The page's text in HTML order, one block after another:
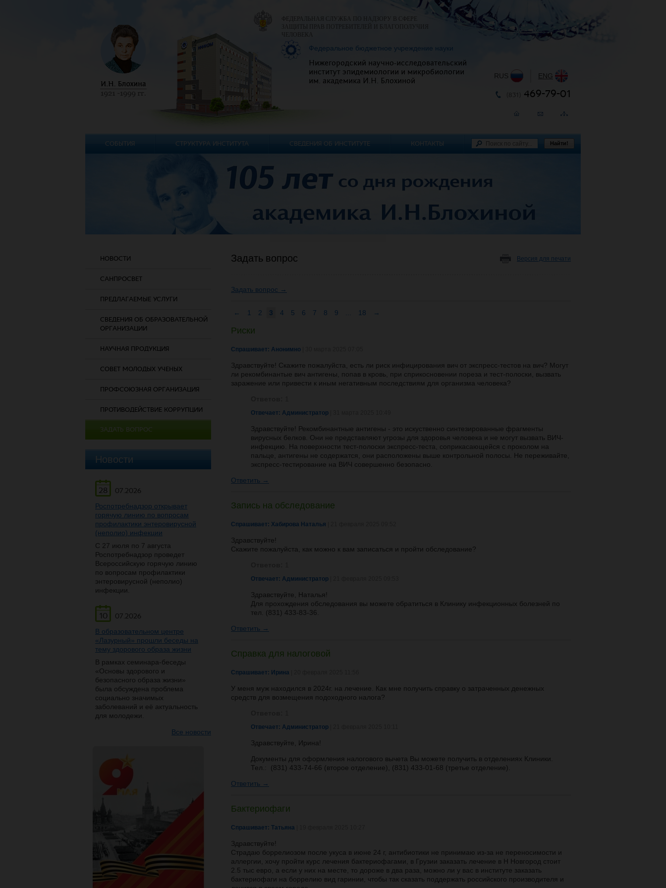
НОВОСТИ
САНПРОСВЕТ
ПРЕДЛАГАЕМЫЕ УСЛУГИ
СВЕДЕНИЯ ОБ ОБРАЗОВАТЕЛЬНОЙ
ОРГАНИЗАЦИИ
НАУЧНАЯ ПРОДУКЦИЯ
СОВЕТ МОЛОДЫХ УЧЕНЫХ
ПРОФСОЮЗНАЯ ОРГАНИЗАЦИЯ
ПРОТИВОДЕЙСТВИЕ КОРРУПЦИИ
ЗАДАТЬ ВОПРОС
Новости
28
07.2026
Роспотребнадзор открывает
горячую линию по вопросам
профилактики энтеровирусной
(неполио) инфекции
С 27 июля по 7 августа
Роспотребнадзор проведет
Всероссийскую горячую линию
по вопросам профилактики
энтеровирусной (неполио)
инфекции.
10
07.2026
В образовательном центре
«Лазурный» прошли беседы на
тему здорового образа жизни
В рамках семинара-беседы
«Основы здорового и
безопасного образа жизни»
была обсуждена проблема
социально значимых
заболеваний и её актуальность
для молодежи.
Все новости
Задать вопрос Версия для печати
Задать вопрос →
← 1 2 3 4 5 6 7 8 9 18 →
Риски
Спрашивает: Анонимно
Здравствуйте! Скажите пожалуйста, есть ли риск инфицирования вич от экспресс-тестов на вич? Могут
ли рекомбинантые вич антигены, попав в кровь, при сприкосновении пореза и тест-полоски, вызвать
заражение или привести к иным негативным последствиям для организма человека?
Отвечает: Администратор
Здравствуйте! Рекомбинантные антигены - это искуственно синтезированные фрагменты
вирусных белков. Они не представляют угрозы для здоровья человека и не могут вызвать ВИЧ-
инфекцию. На поверхности тест-полоски экспресс-теста, соприкасающейся с проколом на
пальце, антигены не содержатся, они расположены выше контрольной полосы. Не переживайте,
экспресс-тестирование на ВИЧ совершенно безопасно.
Ответить →
Запись на обследование
Спрашивает: Хабирова Наталья
Здравствуйте!
Скажите пожалуйста, как можно к вам записаться и пройти обследование?
Отвечает: Администратор
Здравствуйте, Наталья!
Для прохождения обследования вы можете обратиться в Клинику инфекционных болезней по
тел. (831) 433-83-36.
Ответить →
Справка для налоговой
Спрашивает: Ирина
У меня муж находился в 2024г. на лечение. Как мне получить справку о затраченных денежных
средств для возмещения подоходного налога?
Отвечает: Администратор
Здравствуйте, Ирина!
Документы для оформления налогового вычета Вы можете получить в отделениях Клиники.
Тел.: (831) 433-74-66 (второе отделение), (831) 433-01-68 (третье отделение).
Ответить →
Бактериофаги
Спрашивает: Татьяна
Здравствуйте!
Страдаю боррелиозом после укуса в июне 24 г, антибиотики не принимаю из-за не переносимости и
аллергии, хочу пройти курс лечения бактериофагами, в Грузии заказать лечение в Н Новгород стоит
2.5 тыс евро, а если у них на месте, то дороже в два раза, можно ли у вас в институте заказать
бактериофаги на боррелию вид гаринии, чтобы так сказать поддержать российского производителя и
ФЕДЕРАЛЬНАЯ СЛУЖБА ПО НАДЗОРУ В СФЕРЕ
ЗАЩИТЫ ПРАВ ПОТРЕБИТЕЛЕЙ И БЛАГОПОЛУЧИЯ
ЧЕЛОВЕКА
Федеральное бюджетное учреждение науки
Нижегородский научно-исследовательский
институт эпидемиологии и микробиологии
им. академика И.Н. Блохиной
RUS ENG
469-79-01
СОБЫТИЯ СТРУКТУРА ИНСТИТУТА СВЕДЕНИЯ ОБ ИНСТИТУТЕ КОНТАКТЫ Найти!